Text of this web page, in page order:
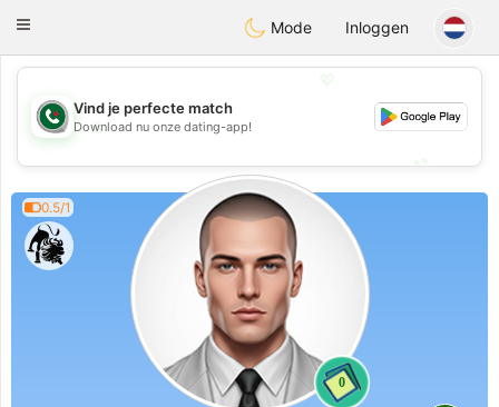
Weshrak
Toggle
Mode Inloggen
💖
💕
Vind je perfecte match
Download nu onze dating-app!
0.5/1
0